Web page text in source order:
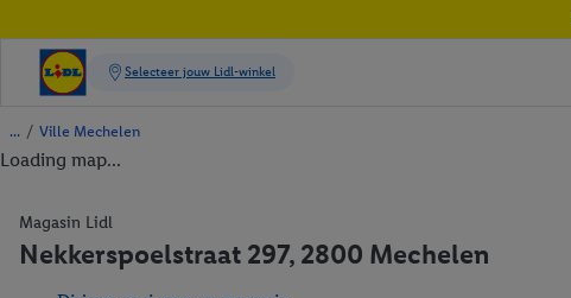
/ Ville Mechelen
Loading map...
Magasin Lidl
Nekkerspoelstraat 297, 2800 Mechelen